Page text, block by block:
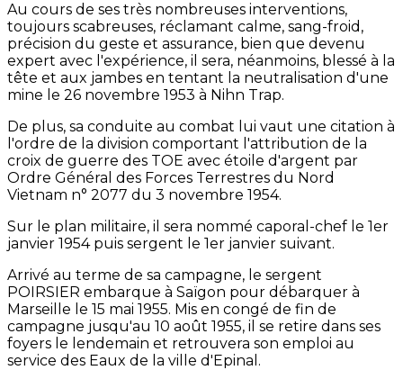
Au cours de ses très nombreuses interventions,
toujours scabreuses, réclamant calme, sang-froid,
précision du geste et assurance, bien que devenu
expert avec l'expérience, il sera, néanmoins, blessé à la
tête et aux jambes en tentant la neutralisation d'une
mine le 26 novembre 1953 à Nihn Trap.
De plus, sa conduite au combat lui vaut une citation à
l'ordre de la division comportant l'attribution de la
croix de guerre des TOE avec étoile d'argent par
Ordre Général des Forces Terrestres du Nord
Vietnam n° 2077 du 3 novembre 1954.
Sur le plan militaire, il sera nommé caporal-chef le 1er
janvier 1954 puis sergent le 1er janvier suivant.
Arrivé au terme de sa campagne, le sergent
POIRSIER embarque à Saïgon pour débarquer à
Marseille le 15 mai 1955. Mis en congé de fin de
campagne jusqu'au 10 août 1955, il se retire dans ses
foyers le lendemain et retrouvera son emploi au
service des Eaux de la ville d'Epinal.